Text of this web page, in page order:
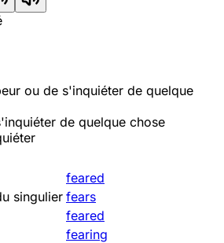
ou de s'inquiéter de quelque
de quelque chose
feared
singulier fears
feared
fearing